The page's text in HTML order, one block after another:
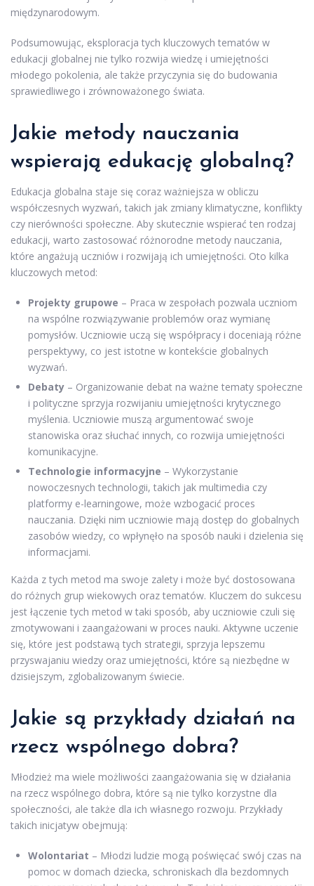
międzynarodowym.
Podsumowując, eksploracja tych kluczowych tematów w
edukacji globalnej nie tylko rozwija wiedzę i umiejętności
młodego pokolenia, ale także przyczynia się do budowania
sprawiedliwego i zrównoważonego świata.
Jakie metody nauczania
wspierają edukację globalną?
Edukacja globalna staje się coraz ważniejsza w obliczu
współczesnych wyzwań, takich jak zmiany klimatyczne, konflikty
czy nierówności społeczne. Aby skutecznie wspierać ten rodzaj
edukacji, warto zastosować różnorodne metody nauczania,
które angażują uczniów i rozwijają ich umiejętności. Oto kilka
kluczowych metod:
Projekty grupowe – Praca w zespołach pozwala uczniom
na wspólne rozwiązywanie problemów oraz wymianę
pomysłów. Uczniowie uczą się współpracy i doceniają różne
perspektywy, co jest istotne w kontekście globalnych
wyzwań.
Debaty – Organizowanie debat na ważne tematy społeczne
i polityczne sprzyja rozwijaniu umiejętności krytycznego
myślenia. Uczniowie muszą argumentować swoje
stanowiska oraz słuchać innych, co rozwija umiejętności
komunikacyjne.
Technologie informacyjne – Wykorzystanie
nowoczesnych technologii, takich jak multimedia czy
platformy e-learningowe, może wzbogacić proces
nauczania. Dzięki nim uczniowie mają dostęp do globalnych
zasobów wiedzy, co wpłynęło na sposób nauki i dzielenia się
informacjami.
Każda z tych metod ma swoje zalety i może być dostosowana
do różnych grup wiekowych oraz tematów. Kluczem do sukcesu
jest łączenie tych metod w taki sposób, aby uczniowie czuli się
zmotywowani i zaangażowani w proces nauki. Aktywne uczenie
się, które jest podstawą tych strategii, sprzyja lepszemu
przyswajaniu wiedzy oraz umiejętności, które są niezbędne w
dzisiejszym, zglobalizowanym świecie.
Jakie są przykłady działań na
rzecz wspólnego dobra?
Młodzież ma wiele możliwości zaangażowania się w działania
na rzecz wspólnego dobra, które są nie tylko korzystne dla
społeczności, ale także dla ich własnego rozwoju. Przykłady
takich inicjatyw obejmują:
Wolontariat – Młodzi ludzie mogą poświęcać swój czas na
pomoc w domach dziecka, schroniskach dla bezdomnych